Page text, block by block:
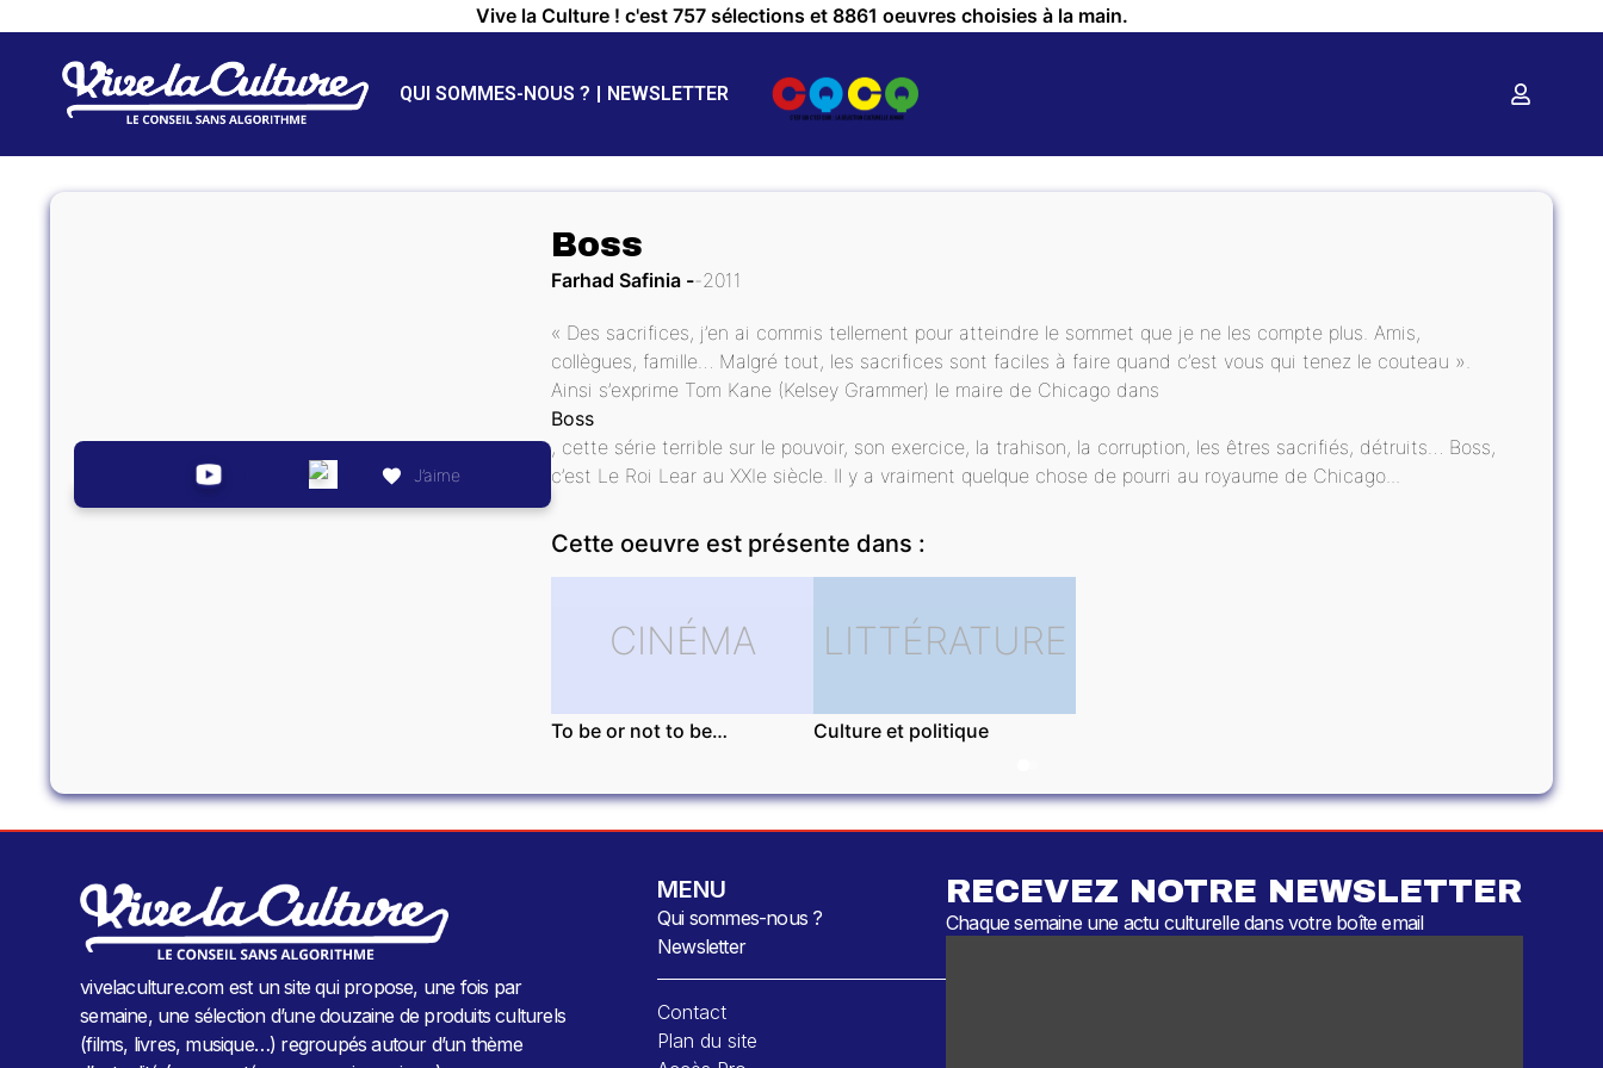
Vive la Culture ! c'est 757 sélections et 8861 oeuvres choisies à la main.
QUI SOMMES-NOUS ? NEWSLETTER
J’aime
Boss
Farhad Safinia 2011
« Des sacrifices, j’en ai commis tellement pour atteindre le sommet que je ne les compte plus. Amis,
collègues, famille… Malgré tout, les sacrifices sont faciles à faire quand c’est vous qui tenez le couteau ».
Ainsi s’exprime Tom Kane (Kelsey Grammer) le maire de Chicago dans
Boss
, cette série terrible sur le pouvoir, son exercice, la trahison, la corruption, les êtres sacrifiés, détruits… Boss,
c’est Le Roi Lear au XXIe siècle. Il y a vraiment quelque chose de pourri au royaume de Chicago...
Cette oeuvre est présente dans :
CINÉMA
To be or not to be…
LITTÉRATURE
Culture et politique
vivelaculture.com est un site qui propose, une fois par
semaine, une sélection d’une douzaine de produits culturels
(films, livres, musique…) regroupés autour d’un thème
MENU
Qui sommes-nous ?
Newsletter
Contact
Plan du site
RECEVEZ NOTRE NEWSLETTER
Chaque semaine une actu culturelle dans votre boîte email